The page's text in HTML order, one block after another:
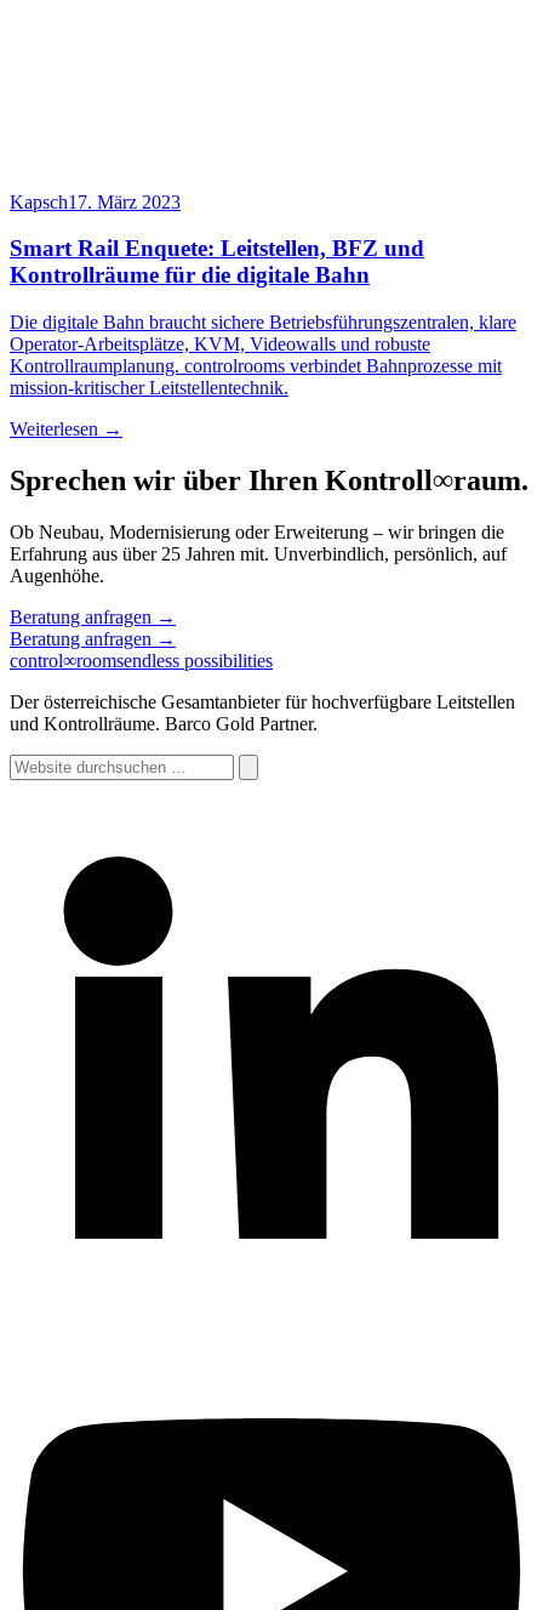
Kapsch17. März 2023
Smart Rail Enquete: Leitstellen, BFZ und
Kontrollräume für die digitale Bahn
Die digitale Bahn braucht sichere Betriebsführungszentralen, klare
Operator-Arbeitsplätze, KVM, Videowalls und robuste
Kontrollraumplanung. controlrooms verbindet Bahnprozesse mit
mission-kritischer Leitstellentechnik.
Weiterlesen →
Sprechen wir über Ihren Kontroll∞raum.
Ob Neubau, Modernisierung oder Erweiterung – wir bringen die
Erfahrung aus über 25 Jahren mit. Unverbindlich, persönlich, auf
Augenhöhe.
Beratung anfragen →
Beratung anfragen →
control∞roomsendless possibilities
Der österreichische Gesamtanbieter für hochverfügbare Leitstellen
und Kontrollräume. Barco Gold Partner.
Website
durchsuchen